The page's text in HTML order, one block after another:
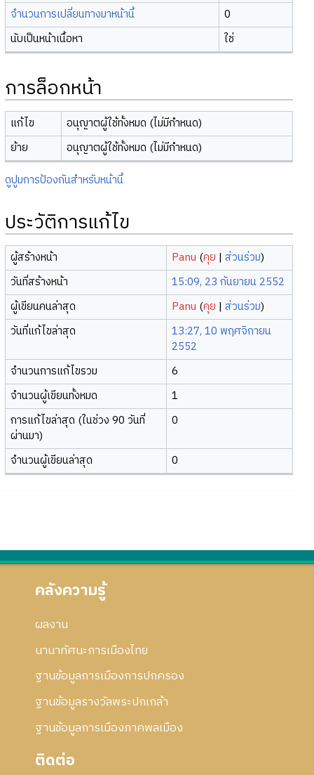
จำนวนการเปลี่ยนทางมาหน้านี้
0
นับเป็นหน้าเนื้อหา
ใช่
การล็อกหน้า
แก้ไข
อนุญาตผู้ใช้ทั้งหมด (ไม่มีกำหนด)
ย้าย
อนุญาตผู้ใช้ทั้งหมด (ไม่มีกำหนด)
ดูปูมการป้องกันสำหรับหน้านี้
ประวัติการแก้ไข
ผู้สร้างหน้า Panu (คุย |ส่วนร่วม)
วันที่สร้างหน้า
15:09, 23 กันยายน 2552
ผู้เขียนคนล่าสุด
Panu (คุย |ส่วนร่วม)
วันที่แก้ไขล่าสุด
13:27, 10 พฤศจิกายน
2552
จำนวนการแก้ไขรวม
6
จำนวนผู้เขียนทั้งหมด
1
การแก้ไขล่าสุด (ในช่วง 90 วันที่
ผ่านมา)
0
จำนวนผู้เขียนล่าสุด 0
คลังความรู้
ผลงาน
นานาทัศนะการเมืองไทย
ฐานข้อมูลการเมืองการปกครอง
ฐานข้อมูลรางวัลพระปกเกล้า
ฐานข้อมูลการเมืองภาคพลเมือง
ติดต่อ